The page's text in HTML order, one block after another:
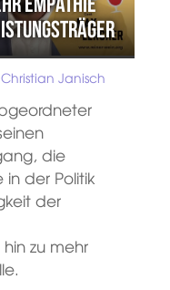
Christian Janisch
die
der Politik
der
zu mehr